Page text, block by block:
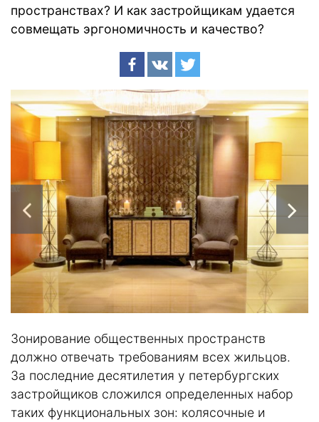
пространствах? И как застройщикам удается
совмещать эргономичность и качество?
Зонирование общественных пространств
должно отвечать требованиям всех жильцов.
За последние десятилетия у петербургских
застройщиков сложился определенных набор
таких функциональных зон: колясочные и